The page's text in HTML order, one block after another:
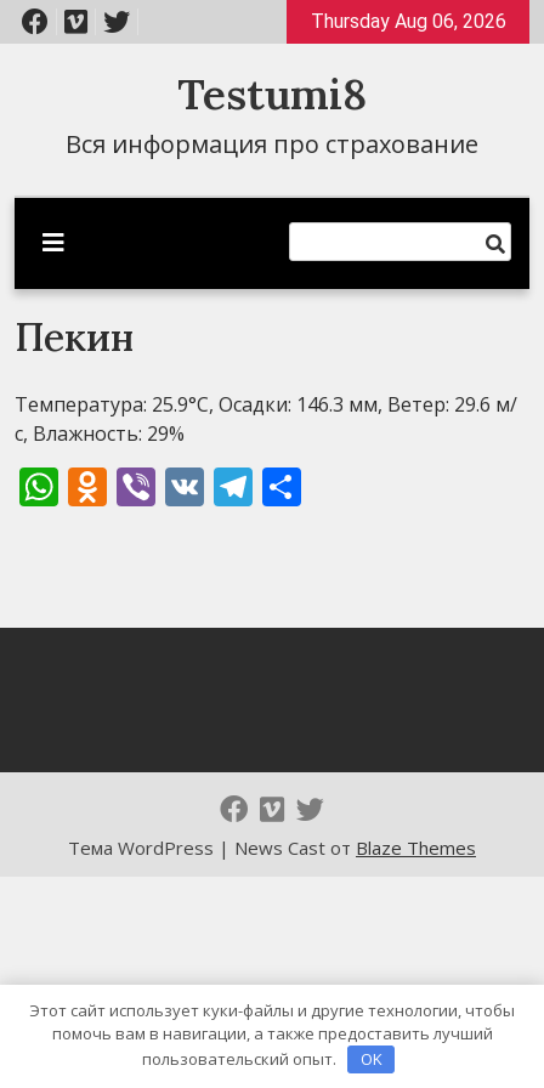
Перейти
к
Thursday Aug 06, 2026
Testumi8
Вся информация про страхование
Пекин
Температура: 25.9°C, Осадки: 146.3 мм, Ветер: 29.6 м/
с, Влажность: 29%
WhatsApp
Odnoklassniki
Viber
VK Telegram
Тема WordPress | News Cast от Blaze Themes
Этот сайт использует куки-файлы и другие технологии, чтобы
помочь вам в навигации, а также предоставить лучший
пользовательский опыт.
OK